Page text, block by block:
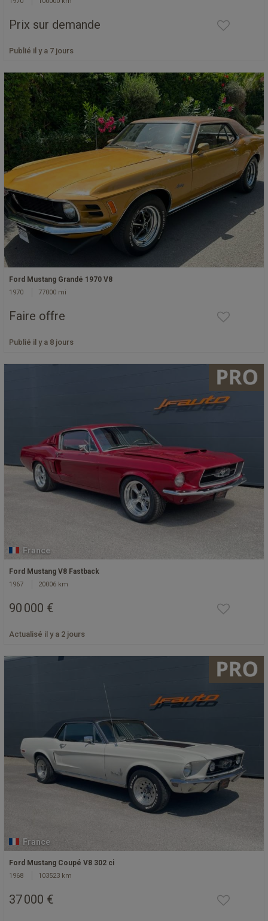
Prix sur demande
Publié il y a 7 jours
Ford Mustang Grandé 1970 V8
1970 77000 mi
Faire offre
Publié il y a 8 jours
France
Ford Mustang V8 Fastback
1967 20006 km
90 000 €
Actualisé il y a 2 jours
France
Ford Mustang Coupé V8 302 ci
1968 103523 km
37 000 €